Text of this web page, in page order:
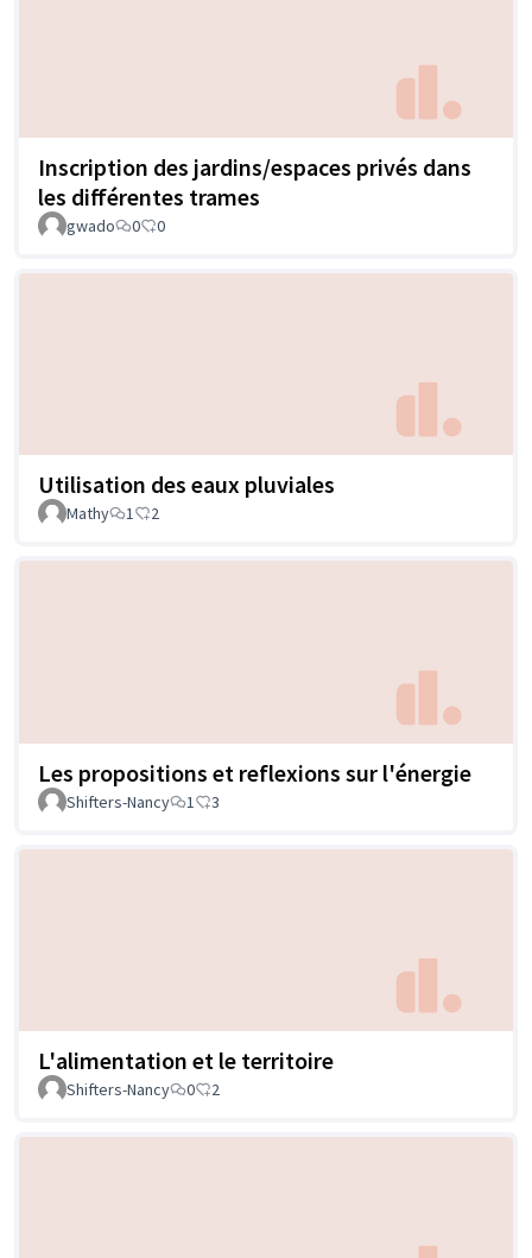
Inscription des jardins/espaces privés dans
les différentes trames
gwado 0 0
Utilisation des eaux pluviales
Mathy 1 2
Les propositions et reflexions sur l'énergie
Shifters-Nancy 1 3
L'alimentation et le territoire
Shifters-Nancy 0 2